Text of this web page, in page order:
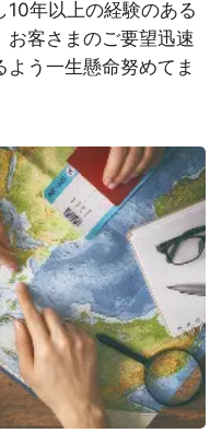
年以上の経験のある
お客さまのご要望迅速
う一生懸命努めてま